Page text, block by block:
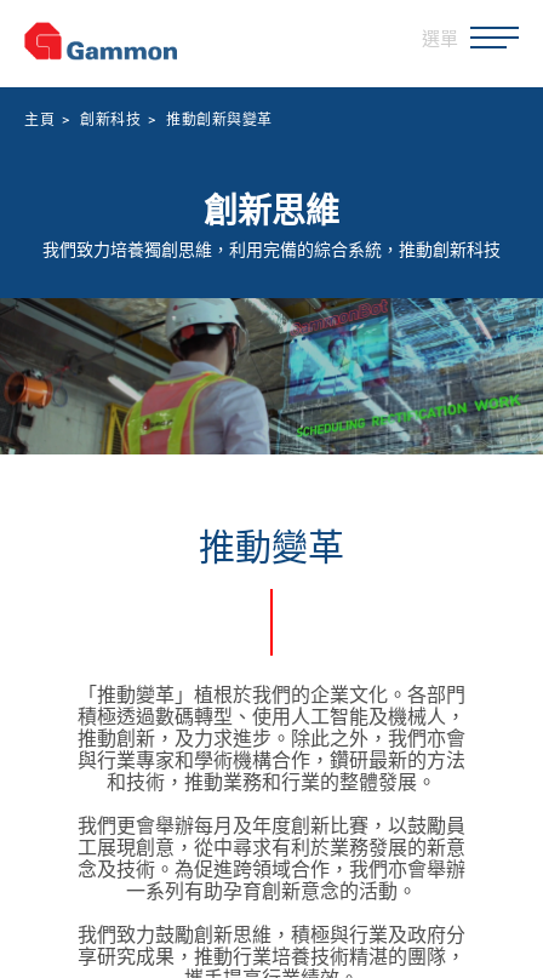
選單
主頁 > 創新科技 > 推動創新與變革
創新思維
我們致力培養獨創思維，利用完備的綜合系統，推動創新科技
推動變革
「推動變革」植根於我們的企業文化。各部門
積極透過數碼轉型、使用人工智能及機械人，
推動創新，及力求進步。除此之外，我們亦會
與行業專家和學術機構合作，鑽研最新的方法
和技術，推動業務和行業的整體發展。
我們更會舉辦每月及年度創新比賽，以鼓勵員
工展現創意，從中尋求有利於業務發展的新意
念及技術。為促進跨領域合作，我們亦會舉辦
一系列有助孕育創新意念的活動。
我們致力鼓勵創新思維，積極與行業及政府分
享研究成果，推動行業培養技術精湛的團隊，